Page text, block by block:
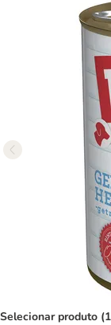
Selecionar produto